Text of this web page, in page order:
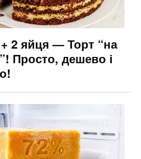
2 яйця — Торт “на
Просто, дешево і